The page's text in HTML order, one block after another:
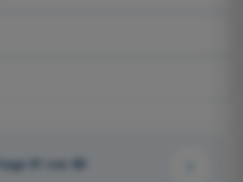
Frage 61 von 80